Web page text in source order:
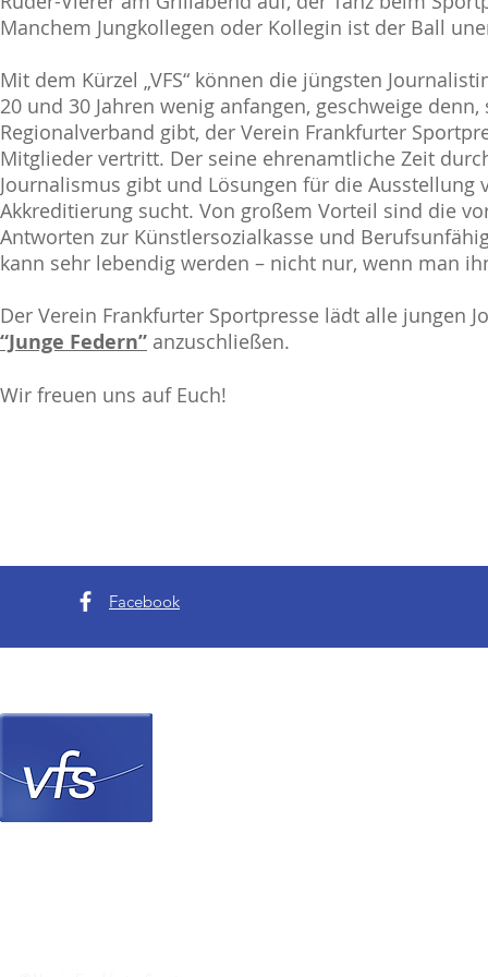
Manchem Jungkollegen oder Kollegin ist der Ball
Mit dem Kürzel „VFS“ können die jüngsten
20 und 30 Jahren wenig anfangen, geschweige
Regionalverband gibt, der Verein Frankfurter
Mitglieder vertritt. Der seine ehrenamtliche Zeit
Journalismus gibt und Lösungen für die Ausstellung
Akkreditierung sucht. Von großem Vorteil sind die
Antworten zur Künstlersozialkasse und
kann sehr lebendig werden – nicht nur, wenn man
Der Verein Frankfurter Sportpresse lädt alle jungen
“Junge Federn” anzuschließen.
Wir freuen uns auf Euch!
Facebook